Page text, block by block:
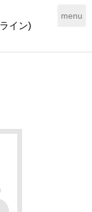
イン)
T
g
menu